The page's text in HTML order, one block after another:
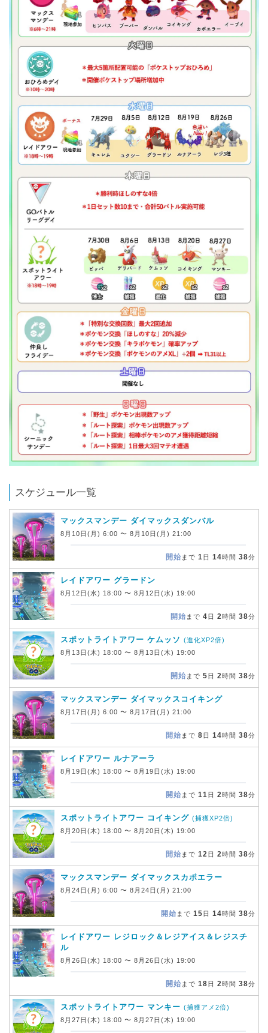
スケジュール一覧
マックスマンデー ダイマックスダンバル
8月10日(月) 6:00 〜 8月10日(月) 21:00
開始 まで 1 日 14時間 38分
レイドアワー グラードン
8月12日(水) 18:00 〜 8月12日(水) 19:00
開始 まで 4日 2時間 38分
スポットライトアワー ケムッソ(進化XP2倍)
8月13日(木) 18:00 〜 8月13日(木) 19:00
開始 まで 5日 2時間 38分
マックスマンデー ダイマックスコイキング
8月17日(月) 6:00 〜 8月17日(月) 21:00
開始 まで 8日 14時間 38分
レイドアワー ルナアーラ
8月19日(水) 18:00 〜 8月19日(水) 19:00
開始 まで 11 日 2時間 38分
スポットライトアワー コイキング(捕獲XP2倍)
8月20日(木) 18:00 〜 8月20日(木) 19:00
開始 まで 12 日 2時間 38分
マックスマンデー ダイマックスカポエラー
8月24日(月) 6:00 〜 8月24日(月) 21:00
開始 まで 15日 14時間 38分
レイドアワー レジロック＆レジアイス＆レジスチ
ル
8月26日(水) 18:00 〜 8月26日(水) 19:00
開始 まで 18日 2時間 38分
スポットライトアワー マンキー(捕獲アメ2倍)
8月27日(木) 18:00 〜 8月27日(木) 19:00